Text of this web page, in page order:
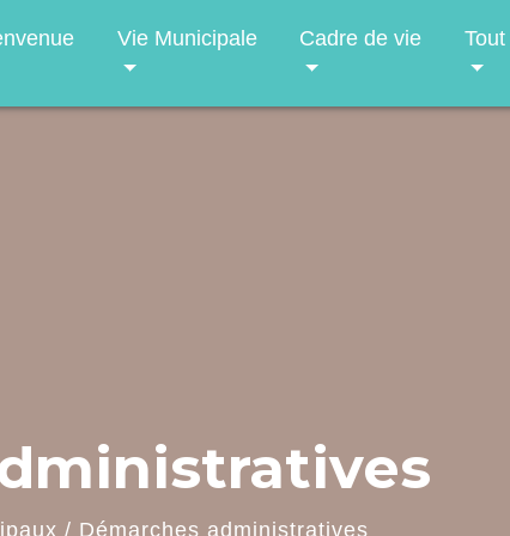
Vie Municipale Cadre de vie
/ Démarches administratives